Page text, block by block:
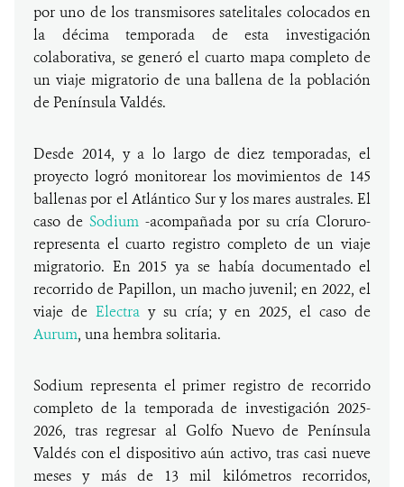
por uno de los transmisores satelitales colocados en
la décima temporada de esta investigación
colaborativa, se generó el cuarto mapa completo de
un viaje migratorio de una ballena de la población
de Península Valdés.
Desde 2014, y a lo largo de diez temporadas, el
proyecto logró monitorear los movimientos de 145
ballenas por el Atlántico Sur y los mares australes. El
caso de Sodium -acompañada por su cría Cloruro-
representa el cuarto registro completo de un viaje
migratorio. En 2015 ya se había documentado el
recorrido de Papillon, un macho juvenil; en 2022, el
viaje de Electray su cría; y en 2025, el caso de
Aurum, una hembra solitaria.
Sodium representa el primer registro de recorrido
completo de la temporada de investigación 2025-
2026, tras regresar al Golfo Nuevo de Península
Valdés con el dispositivo aún activo, tras casi nueve
meses y más de 13 mil kilómetros recorridos,